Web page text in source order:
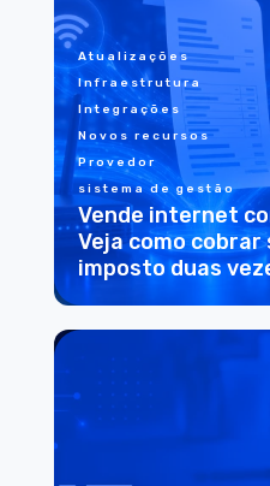
Atualizações
Infraestrutura
Integrações
Novos recursos
Provedor
sistema de gestão
Vende internet
Veja como cobrar
imposto duas